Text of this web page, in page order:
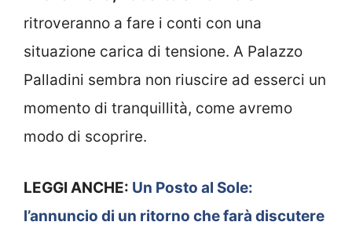
ritroveranno a fare i conti con una
situazione carica di tensione. A Palazzo
Palladini sembra non riuscire ad esserci un
momento di tranquillità, come avremo
modo di scoprire.
LEGGI ANCHE: Un Posto al Sole:
l’annuncio di un ritorno che farà discutere